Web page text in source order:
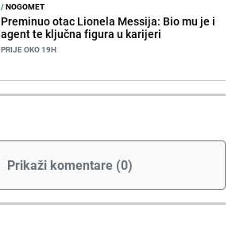
/NOGOMET
Preminuo otac Lionela Messija: Bio mu je i
agent te ključna figura u karijeri
PRIJE OKO 19H
Prikaži komentare (0)